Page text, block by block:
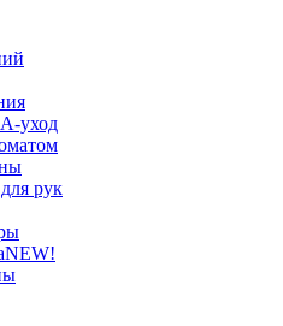
уход
рук
NEW!